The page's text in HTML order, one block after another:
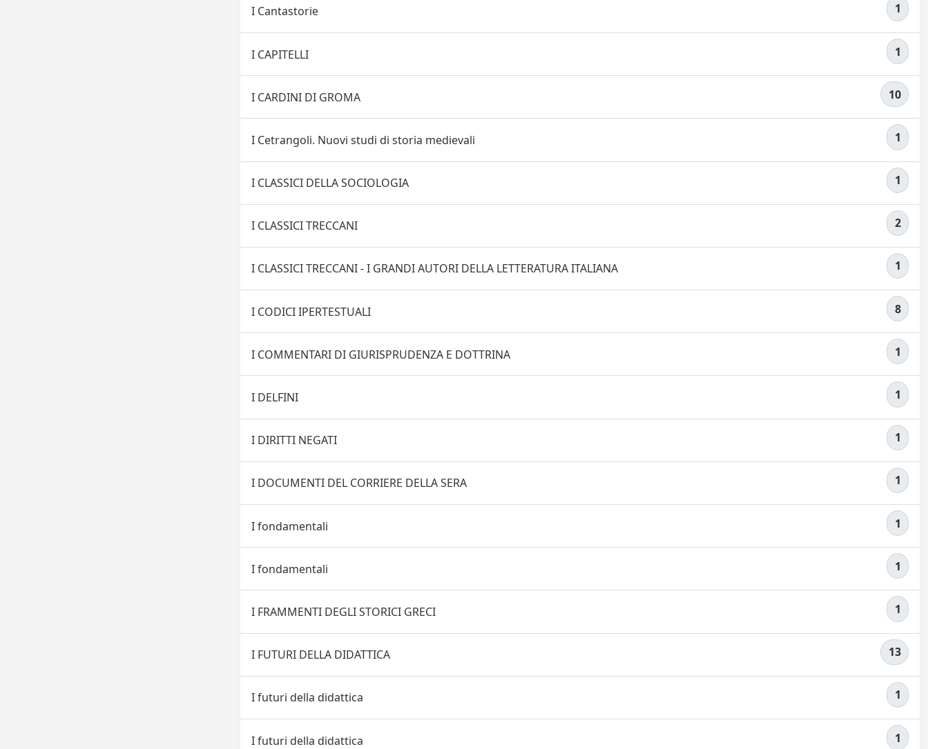
I Cantastorie 1
I CAPITELLI 1
I CARDINI DI GROMA 10
I Cetrangoli. Nuovi studi di storia medievali 1
I CLASSICI DELLA SOCIOLOGIA 1
I CLASSICI TRECCANI 2
I CLASSICI TRECCANI - I GRANDI AUTORI DELLA LETTERATURA ITALIANA 1
I CODICI IPERTESTUALI 8
I COMMENTARI DI GIURISPRUDENZA E DOTTRINA 1
I DELFINI 1
I DIRITTI NEGATI 1
I DOCUMENTI DEL CORRIERE DELLA SERA 1
I fondamentali 1
I fondamentali 1
I FRAMMENTI DEGLI STORICI GRECI 1
I FUTURI DELLA DIDATTICA 13
I futuri della didattica 1
I futuri della didattica 1